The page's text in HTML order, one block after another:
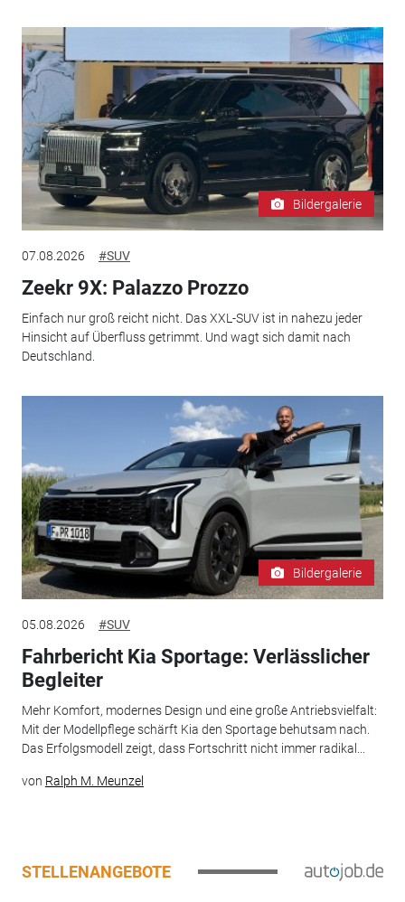
Bildergalerie
07.08.2026 #SUV
Zeekr 9X: Palazzo Prozzo
Einfach nur groß reicht nicht. Das XXL-SUV ist in nahezu jeder
Hinsicht auf Überfluss getrimmt. Und wagt sich damit nach
Deutschland.
Bildergalerie
05.08.2026 #SUV
Fahrbericht Kia Sportage: Verlässlicher
Begleiter
Mehr Komfort, modernes Design und eine große Antriebsvielfalt:
Mit der Modellpflege schärft Kia den Sportage behutsam nach.
Das Erfolgsmodell zeigt, dass Fortschritt nicht immer radikal...
von Ralph M. Meunzel
STELLENANGEBOTE